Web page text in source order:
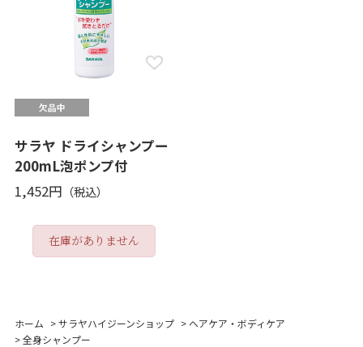
サラヤ ドライシャンプー
200mL泡ポンプ付
1,452円
在庫がありません
ホーム >サラヤハイジーンショップ > ヘアケア・ボディケア
>全身シャンプー